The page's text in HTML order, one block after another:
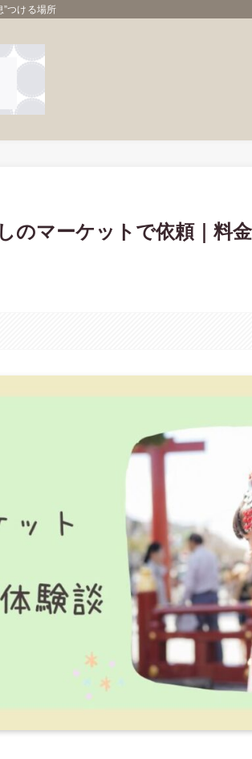
つける場所
のマーケットで依頼｜料